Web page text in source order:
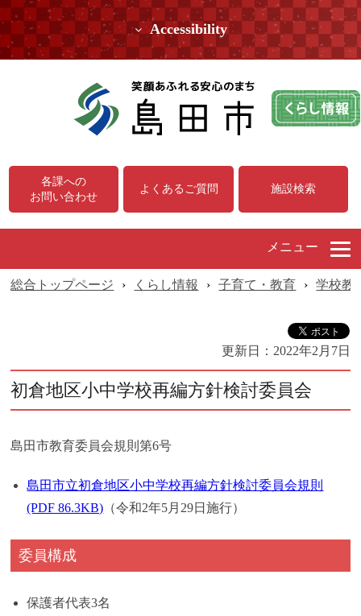
Accessibility
各課への
お問い合わせ
よくあるご質問 施設検索
メニュー
総合トップページ › くらし情報 › 子育て・教育 › 学校教
更新日： 2022年2月7日
初倉地区小中学校再編方針検討委員会
島田市教育委員会規則第6号
島田市立初倉地区小中学校再編方針検討委員会規則
(PDF 86.3KB) （令和2年5月29日施行）
委員構成
保護者代表3名